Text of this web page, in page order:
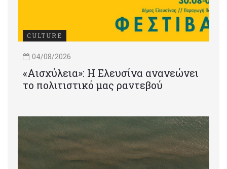
CULTURE
04/08/2026
«Αισχύλεια»: Η Ελευσίνα ανανεώνει
το πολιτιστικό μας ραντεβού